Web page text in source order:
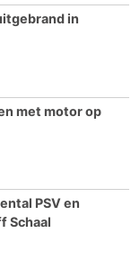
in
met motor op
PSV en
Schaal